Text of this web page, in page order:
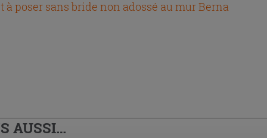
à poser sans bride non adossé au mur Berna
AUSSI…